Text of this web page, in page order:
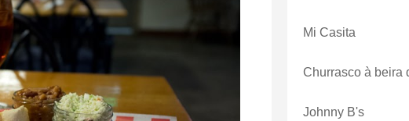
Mi Casita
Churrasco à beira
Johnny B's